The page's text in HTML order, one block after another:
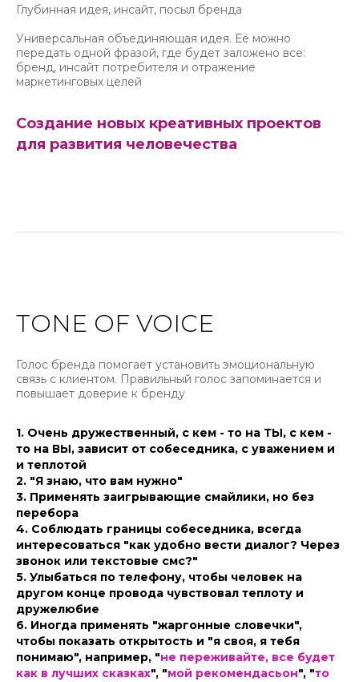
Глубинная идея, инсайт, посыл бренда
Универсальная объединяющая идея. Её можно
передать одной фразой, где будет заложено все:
бренд, инсайт потребителя и отражение
маркетинговых целей
Создание новых креативных проектов
для развития человечества
TONE OF VOICE
Голос бренда помогает установить эмоциональную
связь с клиентом. Правильный голос запоминается и
повышает доверие к бренду
1. Очень дружественный, с кем - то на ТЫ, с кем -
то на ВЫ, зависит от собеседника, с уважением и
и теплотой
2. "Я знаю, что вам нужно"
3. Применять заигрывающие смайлики, но без
перебора
4. Соблюдать границы собеседника, всегда
интересоваться "как удобно вести диалог? Через
звонок или текстовые смс?"
5. Улыбаться по телефону, чтобы человек на
другом конце провода чувствовал теплоту и
дружелюбие
6. Иногда применять "жаргонные словечки",
чтобы показать открытость и "я своя, я тебя
понимаю", например, "не переживайте, все будет
как в лучших сказках", "мой рекомендасьон", "то